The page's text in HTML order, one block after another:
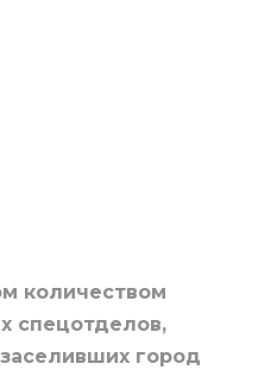
количеством
спецотделов,
город